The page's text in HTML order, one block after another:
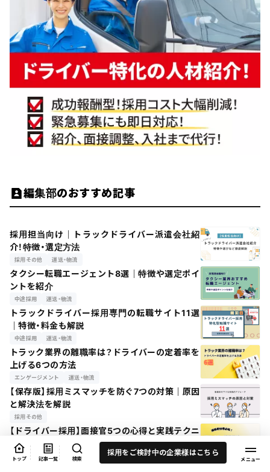
トップ 記事一覧 検索
採用をご検討中の企業様はこちら
編集部のおすすめ記事
採用担当向け｜トラックドライバー派遣会社紹
介！特徴・選定方法
採用その他 運送・物流
タクシー転職エージェント8選｜特徴や選定ポイ
ントを紹介
中途採用 運送・物流
トラックドライバー採用専門の転職サイト11選
｜特徴・料金も解説
中途採用 運送・物流
トラック業界の離職率は？ドライバーの定着率を
上げる6つの方法
エンゲージメント 運送・物流
【保存版】採用ミスマッチを防ぐ7つの対策｜原因
と解決法を解説
採用その他
【ドライバー採用】面接官5つの心得と実践テクニ
ックを紹介
採用その他 運送・物流